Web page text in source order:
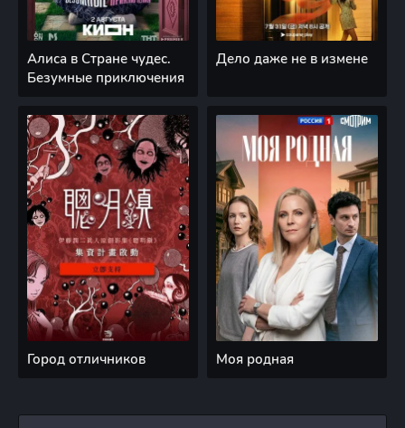
Алиса в Стране чудес.
Безумные приключения
Дело даже не в измене
Город отличников Моя родная